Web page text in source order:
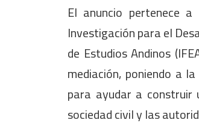
El anuncio pertenece
Investigación para el
de Estudios Andinos
mediación, poniendo a
para ayudar a
sociedad civil y las